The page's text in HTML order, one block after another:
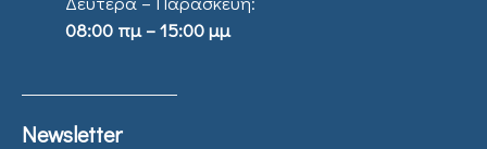
08:00 πμ – 15:00 μμ
Newsletter